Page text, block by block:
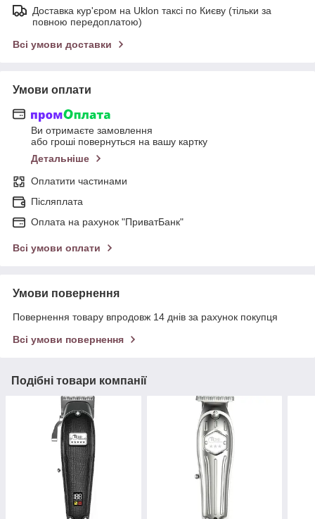
Доставка кур'єром на Uklon таксі по Києву (тільки за
повною передоплатою)
Всі умови доставки
Умови оплати
Ви отримаєте замовлення
або гроші повернуться на вашу картку
Детальніше
Оплатити частинами
Післяплата
Оплата на рахунок "ПриватБанк"
Всі умови оплати
Умови повернення
Повернення товару впродовж 14 днів за рахунок покупця
Всі умови повернення
Подібні товари компанії